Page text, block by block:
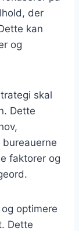
der
kan
og
skal
Dette
faktorer og
optimere
Dette